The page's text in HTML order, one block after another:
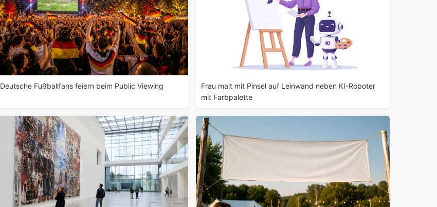
Deutsche Fußballfans feiern beim Public Viewing
Frau malt mit Pinsel auf Leinwand neben KI-Roboter
mit Farbpalette